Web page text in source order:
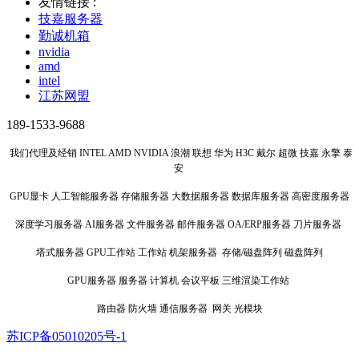
技嘉服务器
勤诚机箱
nvidia
amd
intel
江苏网盟
189-1533-9688
我们代理及经销 INTEL AMD NVIDIA 浪潮 联想 华为 H3C 戴尔 超微 技嘉 永擎 泰
安
GPU显卡 人工智能服务器 存储服务器 大数据服务器 数据库服务器 高密度服务器
深度学习服务器 AI服务器 文件服务器 邮件服务器 OA/ERP服务器 刀片服务器
塔式服务器 GPU工作站 工作站 机架服务器 存储/磁盘阵列 磁盘阵列
GPU服务器 服务器 计算机 会议平板 三维渲染工作站
路由器 防火墙 通信服务器 网关 光模块
苏ICP备05010205号-1